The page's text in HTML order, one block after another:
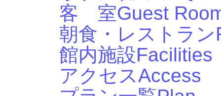
客 室Guest
朝食・レストラン
館内施設Facilities
アクセスAccess